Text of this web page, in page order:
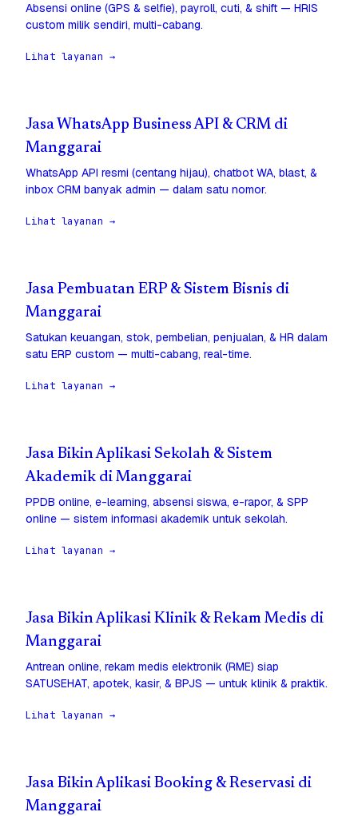
Absensi online (GPS & selfie), payroll, cuti, & shift — HRIS
custom milik sendiri, multi-cabang.
Lihat layanan →
Jasa WhatsApp Business API & CRM di
Manggarai
WhatsApp API resmi (centang hijau), chatbot WA, blast, &
inbox CRM banyak admin — dalam satu nomor.
Lihat layanan →
Jasa Pembuatan ERP & Sistem Bisnis di
Manggarai
Satukan keuangan, stok, pembelian, penjualan, & HR dalam
satu ERP custom — multi-cabang, real-time.
Lihat layanan →
Jasa Bikin Aplikasi Sekolah & Sistem
Akademik di Manggarai
PPDB online, e-learning, absensi siswa, e-rapor, & SPP
online — sistem informasi akademik untuk sekolah.
Lihat layanan →
Jasa Bikin Aplikasi Klinik & Rekam Medis di
Manggarai
Antrean online, rekam medis elektronik (RME) siap
SATUSEHAT, apotek, kasir, & BPJS — untuk klinik & praktik.
Lihat layanan →
Jasa Bikin Aplikasi Booking & Reservasi di
Manggarai